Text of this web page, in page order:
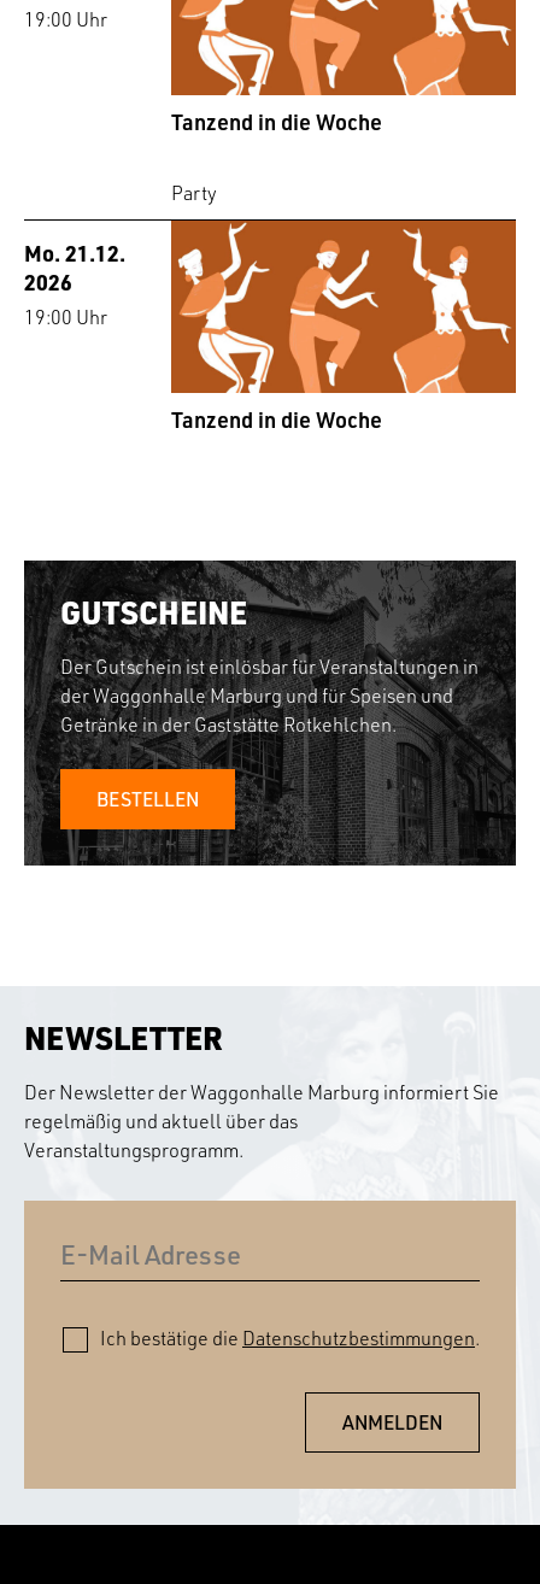
19:00 Uhr
Tanzend in die Woche
Party
Mo. 21.12.
2026
19:00 Uhr
Tanzend in die Woche
GUTSCHEINE
Der Gutschein ist einlösbar für Veranstaltungen in
der Waggonhalle Marburg und für Speisen und
Getränke in der Gaststätte Rotkehlchen.
BESTELLEN
NEWSLETTER
Der Newsletter der Waggonhalle Marburg informiert Sie
regelmäßig und aktuell über das
Veranstaltungsprogramm.
Ich bestätige die Datenschutzbestimmungen.